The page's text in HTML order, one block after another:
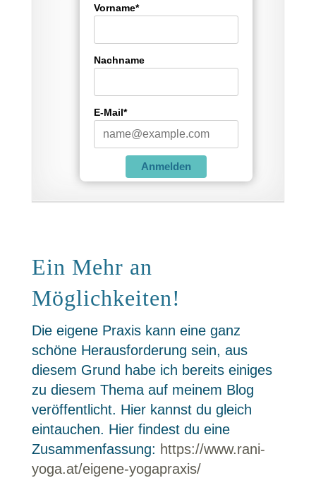
Vorname*
Nachname
E-Mail*
Anmelden
Ein Mehr an
Möglichkeiten!
Die eigene Praxis kann eine ganz
schöne Herausforderung sein, aus
diesem Grund habe ich bereits einiges
zu diesem Thema auf meinem Blog
veröffentlicht. Hier kannst du gleich
eintauchen. Hier findest du eine
Zusammenfassung: https://www.rani-
yoga.at/eigene-yogapraxis/